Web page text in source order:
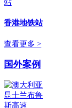
香港地铁站
查看更多 >
国外案例